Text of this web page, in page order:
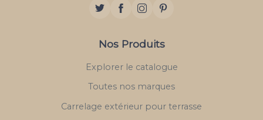
Nos Produits
Explorer le catalogue
Toutes nos marques
Carrelage extérieur pour terrasse